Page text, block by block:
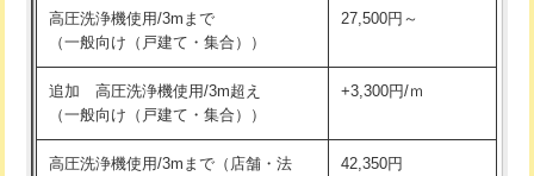
マス交換（深さ50㎝未満）
マス交換（深さ50㎝以上） 66,000円
コンクリート斫り（厚さ10㎝まで）
持込商品取付（単水栓）
持込商品取付（混合水栓） 16,500円
高圧洗浄機使用/3mまで
（一般向け（戸建て・集合））
27,500円～
追加 高圧洗浄機使用/3m超え
（一般向け（戸建て・集合））
+3,300円/ｍ
高圧洗浄機使用/3mまで（店舗・法
42,350円